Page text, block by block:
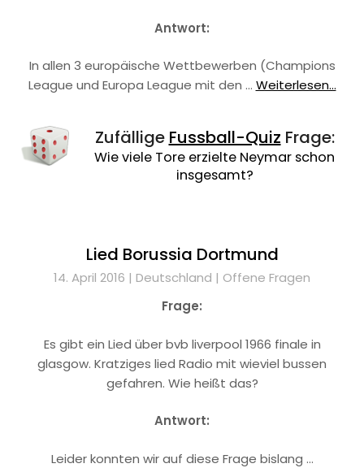
Antwort:
In allen 3 europäische Wettbewerben (Champions
League und Europa League mit den … Weiterlesen...
Zufällige Fussball-Quiz Frage:
Wie viele Tore erzielte Neymar schon
insgesamt?
Lied Borussia Dortmund
14. April 2016 | Deutschland | Offene Fragen
Frage:
Es gibt ein Lied über bvb liverpool 1966 finale in
glasgow. Kratziges lied Radio mit wieviel bussen
gefahren. Wie heißt das?
Antwort:
Leider konnten wir auf diese Frage bislang …